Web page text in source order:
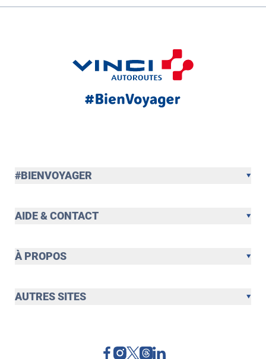
#BIENVOYAGER
AIDE & CONTACT
À PROPOS
AUTRES SITES